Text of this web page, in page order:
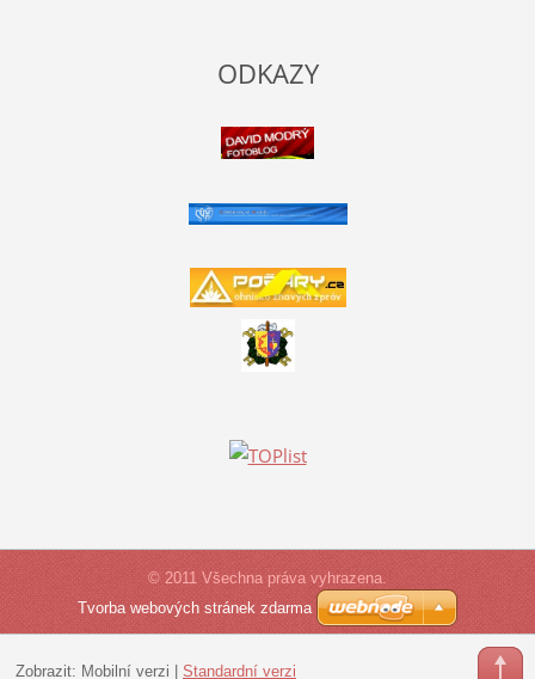
ODKAZY
© 2011 Všechna práva vyhrazena.
Tvorba webových stránek zdarma
Zobrazit: Mobilní verzi | Standardní verzi